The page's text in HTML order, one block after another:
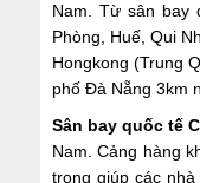
Nam. Từ sân bay
Phòng, Huế, Qui
Hongkong (Trung
phố Đà Nẵng 3km
Sân bay quốc tế
Nam. Cảng hàng
trọng giúp các